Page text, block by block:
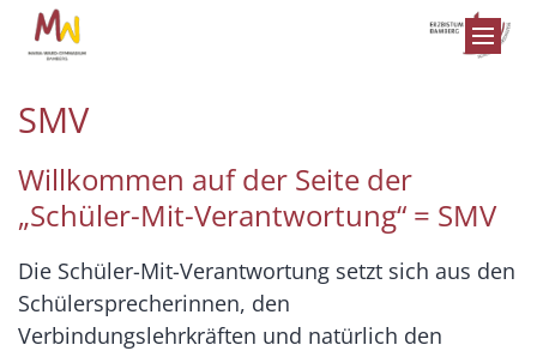
Zum Inhalt springen
SMV
Willkommen auf der Seite der
„Schüler-Mit-Verantwortung“ = SMV
Die Schüler-Mit-Verantwortung setzt sich aus den
Schülersprecherinnen, den
Verbindungslehrkräften und natürlich den